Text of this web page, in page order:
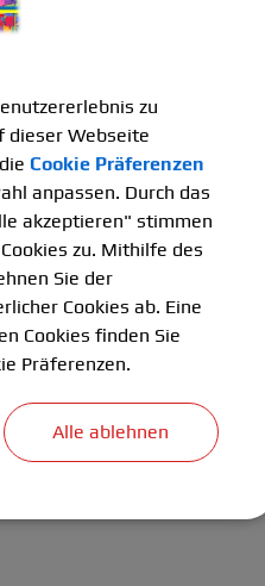
Kultus, Wissenschaft und
(ISB):
zu
dieser Webseite
Cookie Präferenzen
anpassen. Durch das
akzeptieren" stimmen
zu. Mithilfe des
Sie der
Cookies ab. Eine
Cookies finden Sie
Präferenzen.
Alle ablehnen